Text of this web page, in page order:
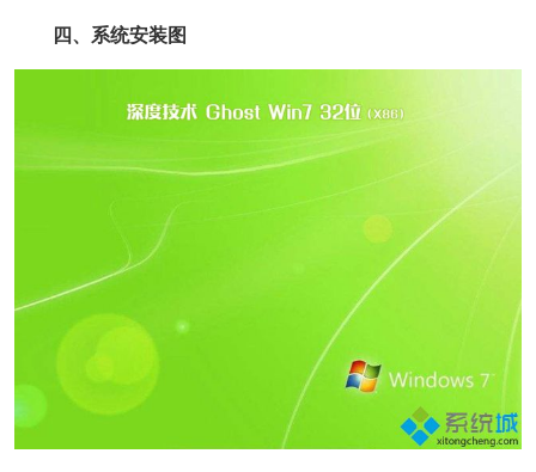
四、系统安装图